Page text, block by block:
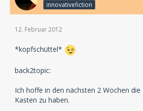
innovativefiction
12. Februar 2012
*kopfschüttel*
back2topic:
Ich hoffe in den nächsten 2 Wochen
Kasten zu haben.